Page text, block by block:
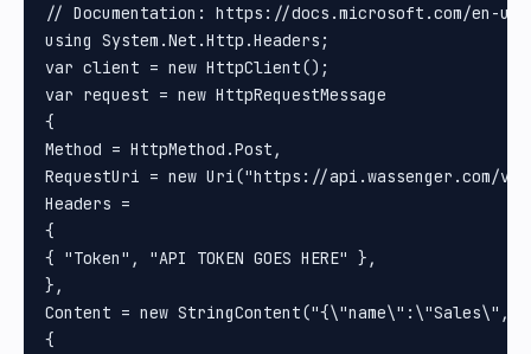
// Documentation: https://docs.microsoft.com/en-
using System.Net.Http.Headers;
var client = new HttpClient();
var request = new HttpRequestMessage
{
Method = HttpMethod.Post,
RequestUri = new Uri("https://api.wassenger.com/
Headers =
{
{ "Token", "API TOKEN GOES HERE" },
},
Content = new
{